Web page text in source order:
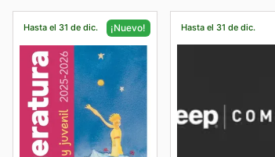
Hasta el 31 de dic. ¡Nuevo! Hasta el 31 de dic.